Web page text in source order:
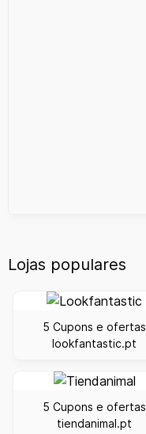
Lojas populares
5 Cupons e ofertas
lookfantastic.pt
5 Cupons e ofertas
tiendanimal.pt